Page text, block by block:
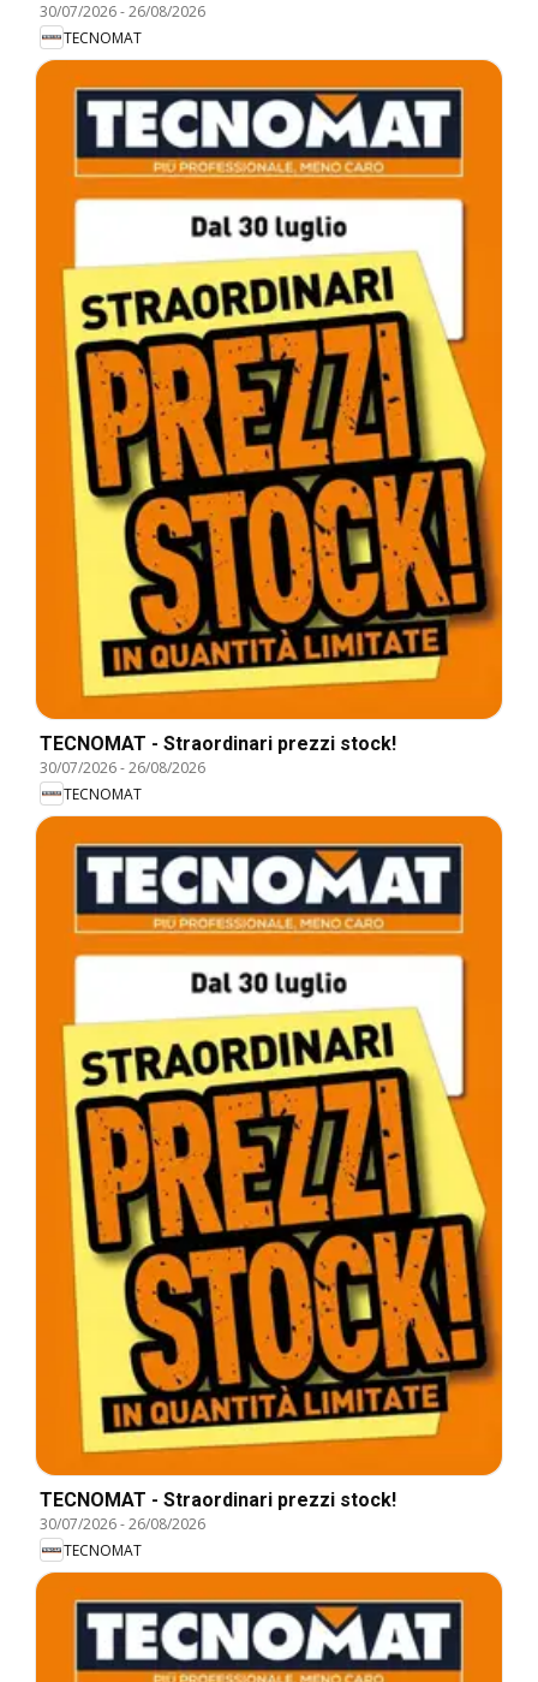
30/07/2026-26/08/2026
TECNOMAT
TECNOMAT - Straordinari prezzi stock!
30/07/2026-26/08/2026
TECNOMAT
TECNOMAT - Straordinari prezzi stock!
30/07/2026-26/08/2026
TECNOMAT